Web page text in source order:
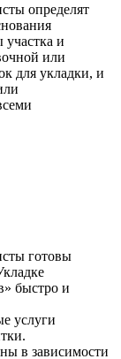
определят
участка и
или
для укладки, и
готовы
быстро и
услуги
в зависимости